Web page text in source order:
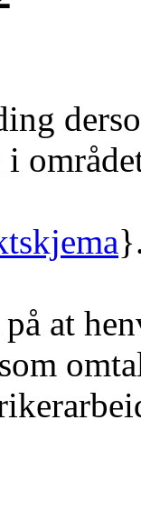
i
at
som